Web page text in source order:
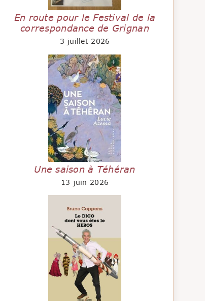
En route pour le Festival de la
correspondance de Grignan
3 juillet 2026
Une saison à Téhéran
13 juin 2026